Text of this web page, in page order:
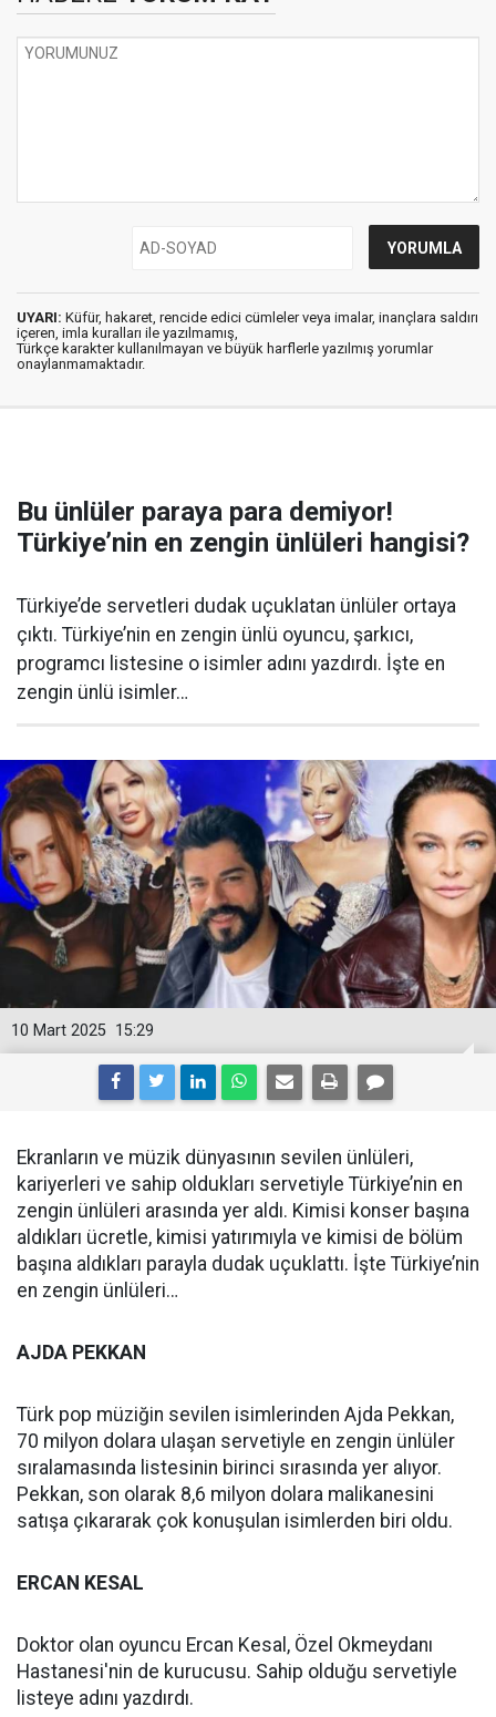
UYARI: Küfür, hakaret, rencide edici cümleler veya imalar, inançlara saldırı
içeren, imla kuralları ile yazılmamış,
Türkçe karakter kullanılmayan ve büyük harflerle yazılmış yorumlar
onaylanmamaktadır.
Bu ünlüler paraya para demiyor!
Türkiye’nin en zengin ünlüleri hangisi?
Türkiye’de servetleri dudak uçuklatan ünlüler ortaya
çıktı. Türkiye’nin en zengin ünlü oyuncu, şarkıcı,
programcı listesine o isimler adını yazdırdı. İşte en
zengin ünlü isimler…
15:29
10 Mart 2025
Ekranların ve müzik dünyasının sevilen ünlüleri,
kariyerleri ve sahip oldukları servetiyle Türkiye’nin en
zengin ünlüleri arasında yer aldı. Kimisi konser başına
aldıkları ücretle, kimisi yatırımıyla ve kimisi de bölüm
başına aldıkları parayla dudak uçuklattı. İşte Türkiye’nin
en zengin ünlüleri…
AJDA PEKKAN
Türk pop müziğin sevilen isimlerinden Ajda Pekkan,
70 milyon dolara ulaşan servetiyle en zengin ünlüler
sıralamasında listesinin birinci sırasında yer alıyor.
Pekkan, son olarak 8,6 milyon dolara malikanesini
satışa çıkararak çok konuşulan isimlerden biri oldu.
ERCAN KESAL
Doktor olan oyuncu Ercan Kesal, Özel Okmeydanı
Hastanesi'nin de kurucusu. Sahip olduğu servetiyle
listeye adını yazdırdı.